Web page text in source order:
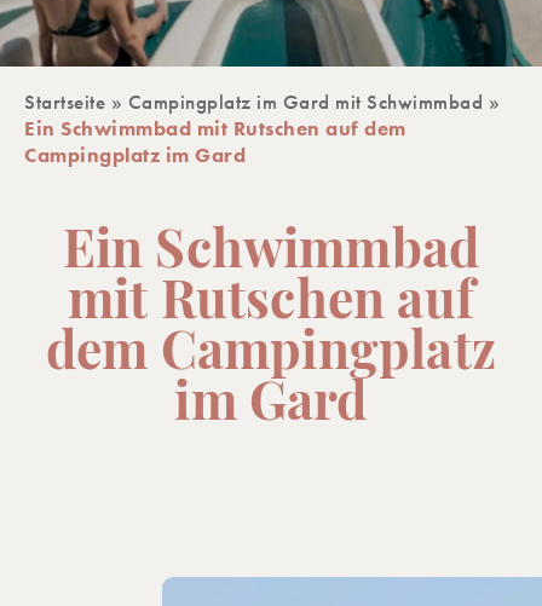
Startseite » Campingplatz im Gard mit Schwimmbad »
Ein Schwimmbad mit Rutschen auf dem
Campingplatz im Gard
Ein Schwimmbad
mit Rutschen auf
dem Campingplatz
im Gard